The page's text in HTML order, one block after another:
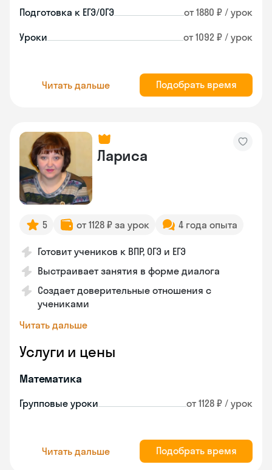
Подготовка к ЕГЭ/ОГЭ от 1880 ₽ / урок
Уроки от 1092 ₽ / урок
Читать дальше Подобрать время
Лариса
5 от 1128 ₽ за урок 4 года опыта
Готовит учеников к ВПР, ОГЭ и ЕГЭ
Выстраивает занятия в форме диалога
Создает доверительные отношения с
учениками
Читать дальше
Услуги и цены
Математика
Групповые уроки от 1128 ₽ / урок
Читать дальше Подобрать время